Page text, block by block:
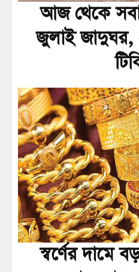
আজ থেকে
জুলাই জাদুঘর,
স্বর্ণের দামে